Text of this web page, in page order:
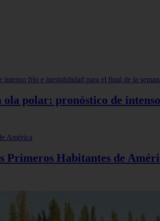
polar: pronóstico de
Primeros Habitantes de